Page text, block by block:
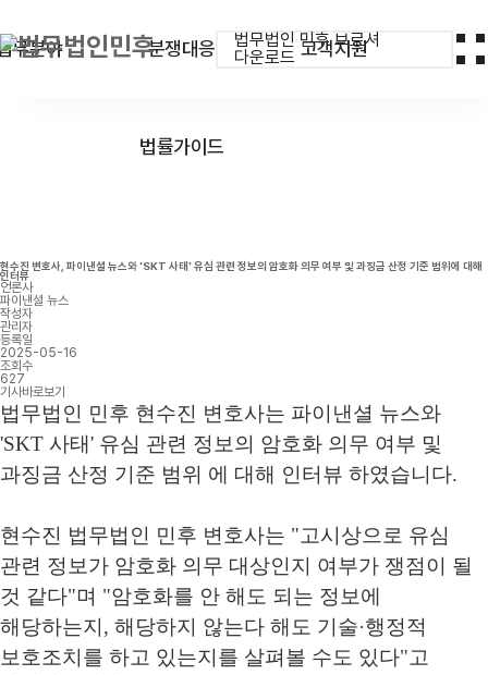
법무법인 민후 브로셔
다운로드
무분야 분쟁대응
법률가이드
고객지원
현수진 변호사, 파이낸셜 뉴스와 'SKT 사태' 유심 관련 정보의 암호화 의무 여부 및 과징금 산정 기준 범위에 대해
인터뷰
언론사
파이낸셜 뉴스
작성자
관리자
등록일
2025-05-16
조회수
627
기사바로보기
법무법인 민후 현수진 변호사는 파이낸셜 뉴스와
'SKT 사태' 유심 관련 정보의 암호화 의무 여부 및
과징금 산정 기준 범위 에 대해 인터뷰 하였습니다.
현수진 법무법인 민후 변호사는 "고시상으로 유심
관련 정보가 암호화 의무 대상인지 여부가 쟁점이 될
것 같다"며 "암호화를 안 해도 되는 정보에
해당하는지 , 해당하지 않는다 해도 기술·행정적
보호조치를 하고 있는지를 살펴볼 수도 있다"고